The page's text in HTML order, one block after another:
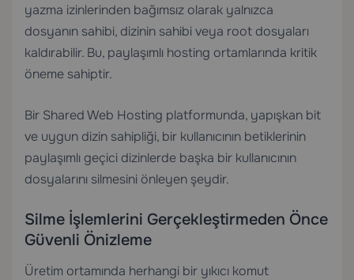
yazma izinlerinden bağımsız olarak yalnızca
dosyanın sahibi, dizinin sahibi veya root dosyaları
kaldırabilir. Bu, paylaşımlı hosting ortamlarında kritik
öneme sahiptir.
Bir Shared Web Hosting platformunda, yapışkan bit
ve uygun dizin sahipliği, bir kullanıcının betiklerinin
paylaşımlı geçici dizinlerde başka bir kullanıcının
dosyalarını silmesini önleyen şeydir.
Silme İşlemlerini Gerçekleştirmeden Önce
Güvenli Önizleme
Üretim ortamında herhangi bir yıkıcı komut